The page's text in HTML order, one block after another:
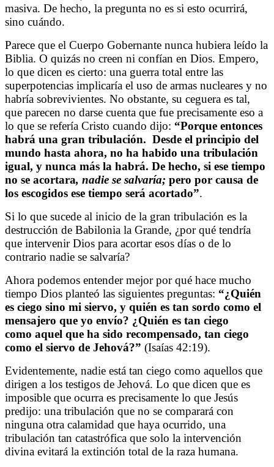
masiva. De hecho, la pregunta no es si esto ocurrirá,
sino cuándo.
Parece que el Cuerpo Gobernante nunca hubiera leído la
Biblia. O quizás no creen ni confían en Dios. Empero,
lo que dicen es cierto: una guerra total entre las
superpotencias implicaría el uso de armas nucleares y no
habría sobrevivientes. No obstante, su ceguera es tal,
que parecen no darse cuenta que fue precisamente eso a
lo que se refería Cristo cuando dijo: “Porque entonces
habrá una gran tribulación. Desde el principio del
mundo hasta ahora, no ha habido una tribulación
igual, y nunca más la habrá. De hecho, si ese tiempo
no se acortara, nadie se salvaría; pero por causa de
los escogidos ese tiempo será acortado”.
Si lo que sucede al inicio de la gran tribulación es la
destrucción de Babilonia la Grande, ¿por qué tendría
que intervenir Dios para acortar esos días o de lo
contrario nadie se salvaría?
Ahora podemos entender mejor por qué hace mucho
tiempo Dios planteó las siguientes preguntas: “¿Quién
es ciego sino mi siervo, y quién es tan sordo como el
mensajero que yo envío? ¿Quién es tan ciego
como aquel que ha sido recompensado, tan ciego
como el siervo de Jehová?” (Isaías 42:19).
Evidentemente, nadie está tan ciego como aquellos que
dirigen a los testigos de Jehová. Lo que dicen que es
imposible que ocurra es precisamente lo que Jesús
predijo: una tribulación que no se comparará con
ninguna otra calamidad que haya ocurrido, una
tribulación tan catastrófica que solo la intervención
divina evitará la extinción total de la raza humana.